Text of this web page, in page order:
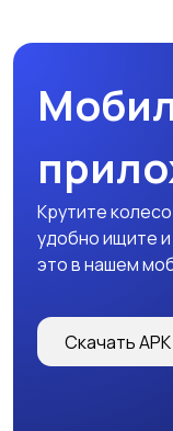
Крутите
удобно ищите
это в нашем
Скачать APK